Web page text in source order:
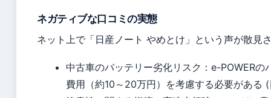
ネガティブな口コミの実態
ネット上で「日産ノート やめとけ」という声が散見
中古車のバッテリー劣化リスク：e-POWER
費用（約10～20万円）を考慮する必要がある